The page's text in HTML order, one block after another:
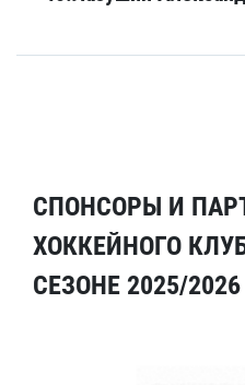
СПОНСОРЫ И
ХОККЕЙНОГО
СЕЗОНЕ 2025/2026